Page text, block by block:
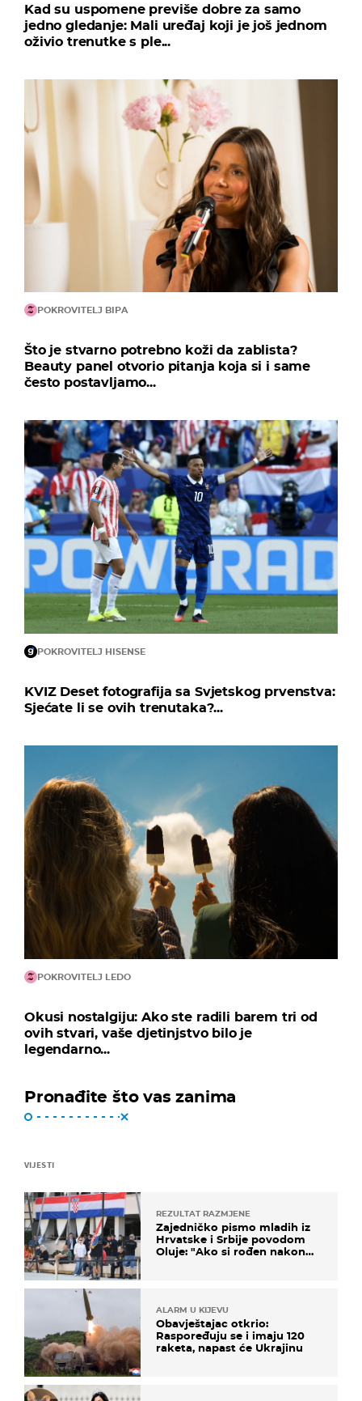
Kad su uspomene previše dobre za samo
jedno gledanje: Mali uređaj koji je još jednom
oživio trenutke s ple...
POKROVITELJ BIPA
Što je stvarno potrebno koži da zablista?
Beauty panel otvorio pitanja koja si i same
često postavljamo...
POKROVITELJ HISENSE
KVIZ Deset fotografija sa Svjetskog prvenstva:
Sjećate li se ovih trenutaka?...
POKROVITELJ LEDO
Okusi nostalgiju: Ako ste radili barem tri od
ovih stvari, vaše djetinjstvo bilo je
legendarno...
Pronađite što vas zanima
VIJESTI
REZULTAT RAZMJENE
Zajedničko pismo mladih iz
Hrvatske i Srbije povodom
Oluje: "Ako si rođen nakon
ALARM U KIJEVU
Obavještajac otkrio:
Raspoređuju se i imaju 120
raketa, napast će Ukrajinu